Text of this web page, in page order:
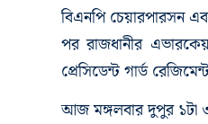
বিএনপি চেয়ারপারসন
পর রাজধানীর
প্রেসিডেন্ট গার্ড
আজ মঙ্গলবার দুপুর ১টা